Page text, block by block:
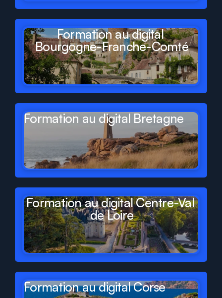
Formation au digital
Bourgogne-Franche-Comté
Formation au digital Bretagne
Formation au digital Centre-Val
de Loire
Formation au digital Corse